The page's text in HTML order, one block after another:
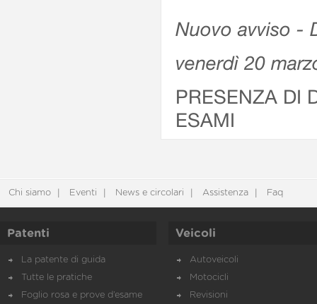
Nuovo avviso -
venerdì 20
PRESENZA DI
ESAMI
Chi siamo Eventi News e circolari Assistenza Faq
Patenti
La patente di guida
Tutte le pratiche
Foglio rosa e prove d’esame
Veicoli
Autoveicoli
Motocicli
Revisioni